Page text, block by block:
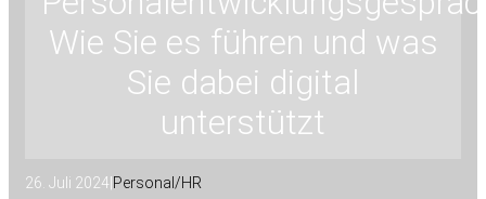
Wie Sie es führen und was
Sie dabei digital
unterstützt
26. Juli 2024 Personal/HR